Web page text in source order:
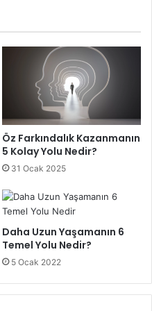
Öz Farkındalık Kazanmanın
5 Kolay Yolu Nedir?
31 Ocak 2025
Daha Uzun Yaşamanın 6
Temel Yolu Nedir?
5 Ocak 2022